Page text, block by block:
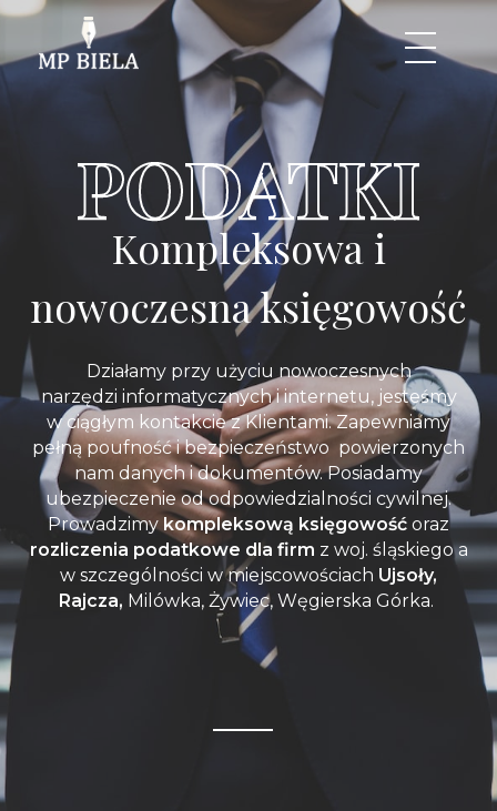
PODATKI
Kompleksowa i
nowoczesna księgowość
Działamy przy użyciu nowoczesnych
narzędzi informatycznych i internetu, jesteśmy
wciągłym kontakcie z Klientami. Zapewniamy
pełną poufność i bezpieczeństwo powierzonych
nam danych i dokumentów. Posiadamy
ubezpieczenie od odpowiedzialności cywilnej.
Prowadzimy kompleksową księgowość oraz
rozliczenia podatkowe dla firm z woj. śląskiego a
w szczególności w miejscowościach Ujsoły,
Rajcza, Milówka, Żywiec, Węgierska Górka.